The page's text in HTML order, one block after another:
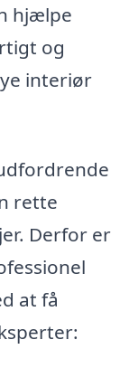
hjælpe
og
interiør
rette
Derfor er
at få